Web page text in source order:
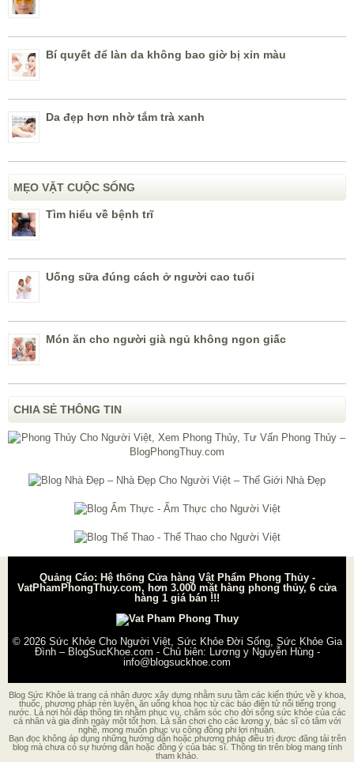
Bí quyết để làn da không bao giờ bị xỉn màu
Da đẹp hơn nhờ tắm trà xanh
MẸO VẶT CUỘC SỐNG
Tìm hiểu về bệnh trĩ
Uống sữa đúng cách ở người cao tuổi
Món ăn cho người già ngủ không ngon giấc
CHIA SẺ THÔNG TIN
Quảng Cáo: Hệ thống Cửa hàng Vật Phẩm Phong Thủy -
VatPhamPhongThuy.com, hơn 3.000 mặt hàng phong thủy, 6 cửa
hàng 1 giá bán !!!
© 2026 Sức Khỏe Cho Người Việt, Sức Khỏe Đời Sống, Sức Khỏe Gia
Đình – BlogSucKhoe.com - Chủ biên: Lương y Nguyễn Hùng-
info@blogsuckhoe.com
Blog Sức Khỏe là trang cá nhân được xây dựng nhằm sưu tầm các kiến thức về y khoa,
thuốc, phương pháp rèn luyện, ăn uống khoa học từ các báo điện tử nổi tiếng trong
nước. Là nơi hỏi đáp thông tin nhằm phục vụ, chăm sóc cho đời sống sức khỏe của các
cá nhân và gia đình ngày một tốt hơn. Là sân chơi cho các lương y, bác sĩ có tâm với
nghề, mong muốn phục vụ cộng đồng phi lợi nhuận.
Bạn đọc không áp dụng những hướng dẫn hoặc phương pháp điều trị được đăng tải trên
blog mà chưa có sự hướng dẫn hoặc đồng ý của bác sĩ. Thông tin trên blog mang tính
tham khảo.